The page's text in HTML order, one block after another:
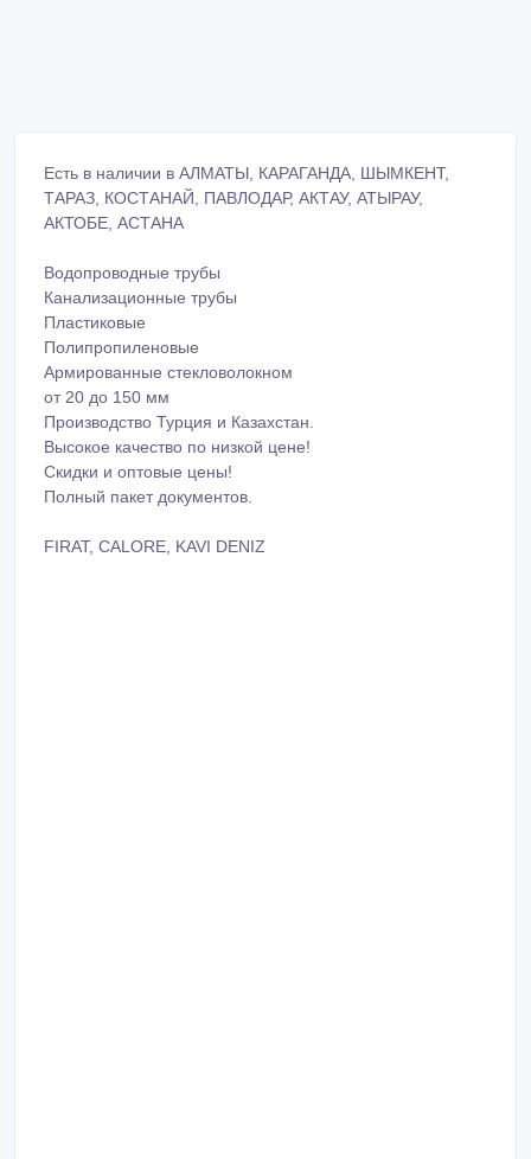
Есть в наличии в АЛМАТЫ, КАРАГАНДА, ШЫМКЕНТ,
ТАРАЗ, КОСТАНАЙ, ПАВЛОДАР, АКТАУ, АТЫРАУ,
АКТОБЕ, АСТАНА
Водопроводные трубы
Канализационные трубы
Пластиковые
Полипропиленовые
Армированные стекловолокном
от 20 до 150 мм
Производство Турция и Казахстан.
Высокое качество по низкой цене!
Скидки и оптовые цены!
Полный пакет документов.
FIRAT, CALORE, KAVI DENIZ